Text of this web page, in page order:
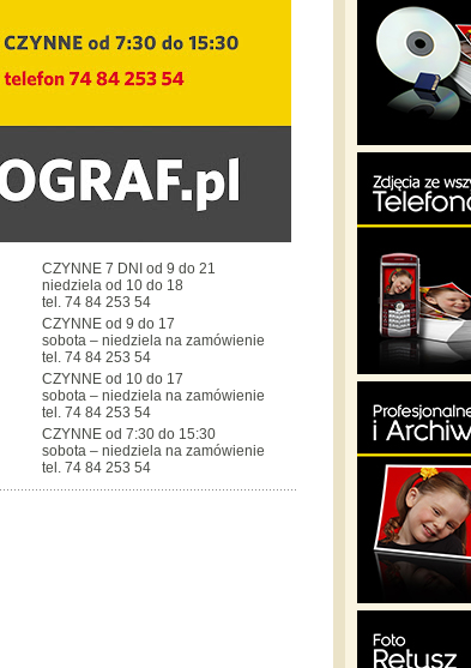
CZYNNE 7 DNI od 9 do 21
niedziela od 10 do 18
tel. 74 84 253 54
CZYNNE od 9 do 17
sobota – niedziela na zamówienie
tel. 74 84 253 54
CZYNNE od 10 do 17
sobota – niedziela na zamówienie
tel. 74 84 253 54
CZYNNE od 7:30 do 15:30
sobota – niedziela na zamówienie
tel. 74 84 253 54